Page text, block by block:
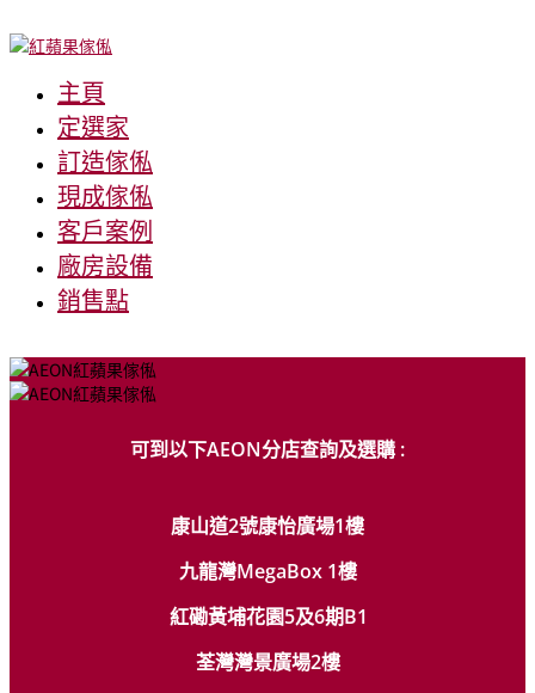
主頁
定選家
訂造傢俬
現成傢俬
客戶案例
廠房設備
銷售點
可到以下AEON分店查詢及選購 :
康山道2號康怡廣場1樓
九龍灣MegaBox 1樓
紅磡黃埔花園5及6期B1
荃灣灣景廣場2樓